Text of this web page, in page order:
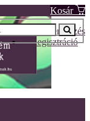
Kosár
Bejelentkezés
Regisztráció